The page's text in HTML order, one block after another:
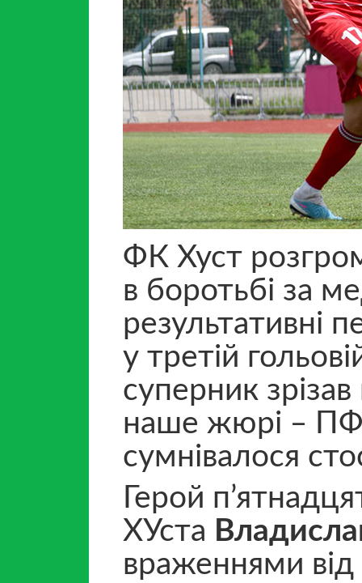
ФК Хуст
в боротьбі за
результативні
у третій
суперник зрізав
наше жюрі ‒
сумнівалося
Герой
ХУста
враженнями